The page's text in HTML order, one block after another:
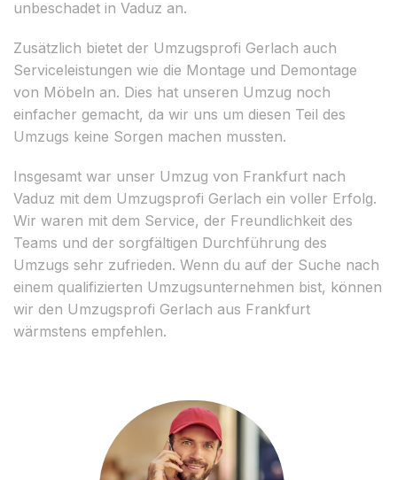
unbeschadet in Vaduz an.
Zusätzlich bietet der Umzugsprofi Gerlach auch
Serviceleistungen wie die Montage und Demontage
von Möbeln an. Dies hat unseren Umzug noch
einfacher gemacht, da wir uns um diesen Teil des
Umzugs keine Sorgen machen mussten.
Insgesamt war unser Umzug von Frankfurt nach
Vaduz mit dem Umzugsprofi Gerlach ein voller Erfolg.
Wir waren mit dem Service, der Freundlichkeit des
Teams und der sorgfältigen Durchführung des
Umzugs sehr zufrieden. Wenn du auf der Suche nach
einem qualifizierten Umzugsunternehmen bist, können
wir den Umzugsprofi Gerlach aus Frankfurt
wärmstens empfehlen.